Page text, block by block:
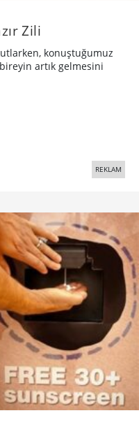
Zili
konuştuğumuz
artık gelmesini
REKLAM